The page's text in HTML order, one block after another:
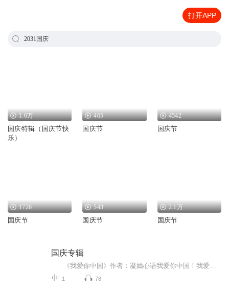
打开APP
2031国庆
1.6万
国庆特辑（国庆节快
乐）
465
国庆节
4542
国庆节
1726
国庆节
543
国庆节
2.1万
国庆节
国庆专辑
1 78